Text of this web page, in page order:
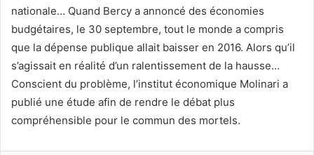
nationale… Quand Bercy a annoncé des économies
budgétaires, le 30 septembre, tout le monde a compris
que la dépense publique allait baisser en 2016. Alors qu’il
s’agissait en réalité d’un ralentissement de la hausse…
Conscient du problème, l’institut économique Molinari a
publié une étude afin de rendre le débat plus
compréhensible pour le commun des mortels.